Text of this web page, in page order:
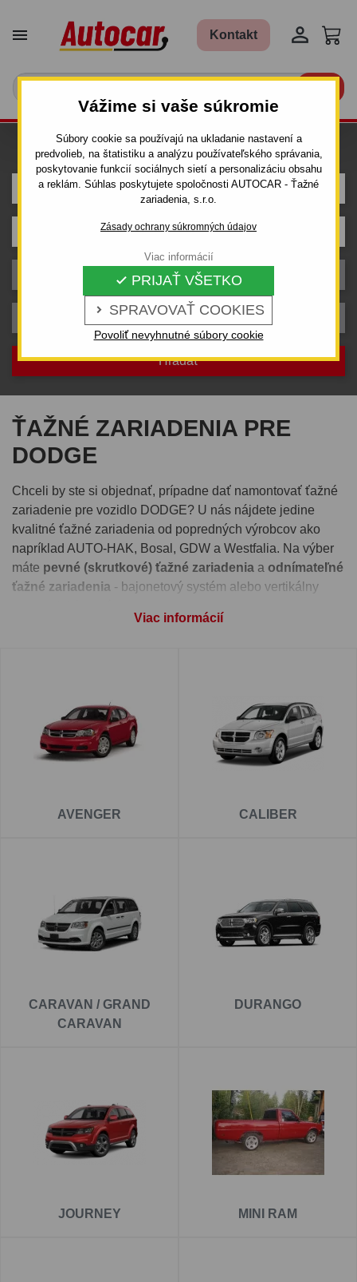
Vážime si vaše súkromie
Súbory cookie sa používajú na ukladanie nastavení a
predvolieb, na štatistiku a analýzu používateľského správania,
poskytovanie funkcií sociálnych sietí a personalizáciu obsahu
a reklám. Súhlas poskytujete spoločnosti AUTOCAR - Ťažné
zariadenia, s.r.o.
Zásady ochrany súkromných údajov
 SPRAVOVAŤ COOKIES
 PRIJAŤ VŠETKO
Povoliť nevyhnutné súbory cookie
Viac informácií
 Kontakt 
Hľadám ťažné pre auto
DODGE
ŤAŽNÉ ZARIADENIA PRE
DODGE
Chceli by ste si objednať, prípadne dať namontovať ťažné
zariadenie pre vozidlo DODGE? U nás nájdete jedine
kvalitné ťažné zariadenia od popredných výrobcov ako
napríklad AUTO-HAK, Bosal, GDW a Westfalia. Na výber
máte pevné (skrutkové) ťažné zariadenia a odnímateľné
ťažné zariadenia - bajonetový systém alebo vertikálny
Ivachnová, Senec alebo Prešov.
Viac informácií
AVENGER CALIBER
CARAVAN / GRAND
CARAVAN
DURANGO
JOURNEY MINI RAM